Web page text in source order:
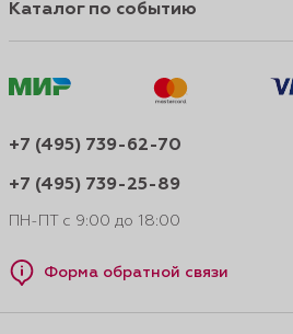
Каталог по событию
+7 (495) 739-62-70
+7 (495) 739-25-89
ПН-ПТ с 9:00 до 18:00
Форма обратной связи